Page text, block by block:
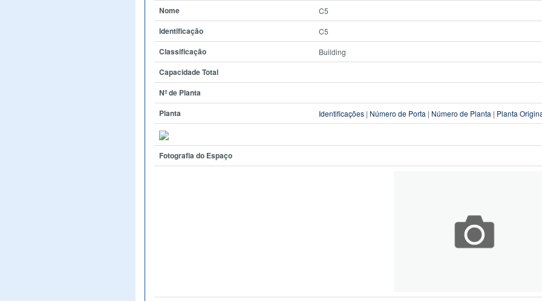
Nome
C5
Identificação C5
Classificação Building
Capacidade Total
Nº de Planta
Planta
Identificações | Número de Porta | Número de Planta | Planta
Fotografia do Espaço